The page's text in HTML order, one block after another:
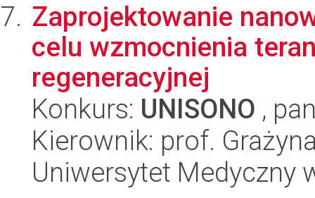
Zaprojektowanie
celu wzmocnienia
regeneracyjnej
Konkurs: UNISONO ,
Kierownik: prof.
Uniwersytet Medyczny